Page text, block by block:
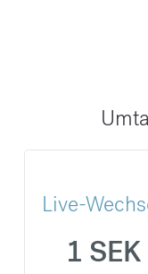
Live-
1